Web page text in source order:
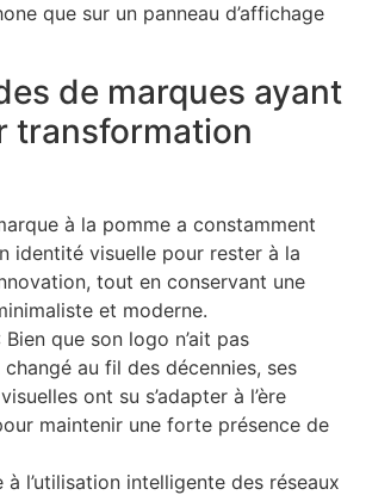
que sur un panneau d’affichage
de marques ayant
transformation
à la pomme a constamment
identité visuelle pour rester à la
tout en conservant une
et moderne.
Bien que son logo n’ait pas
au fil des décennies, ses
ont su s’adapter à l’ère
maintenir une forte présence de
à l’utilisation intelligente des réseaux